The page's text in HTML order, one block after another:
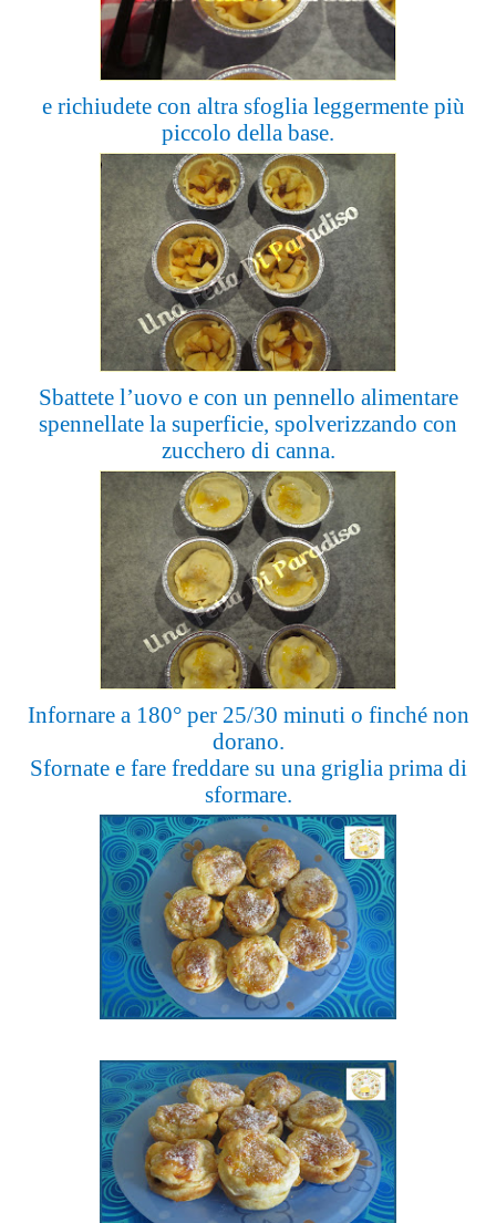
e richiudete con altra sfoglia leggermente più
piccolo della base.
Sbattete l’uovo e con un pennello alimentare
spennellate la superficie, spolverizzando con
zucchero di canna.
Infornare a 180° per 25/30 minuti o finché non
dorano.
Sfornate e fare freddare su una griglia prima di
sformare.